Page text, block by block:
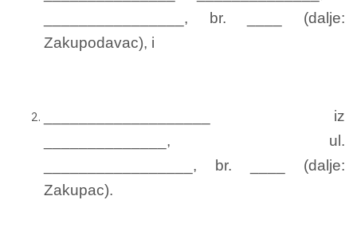
________________, br. ____ (dalje:
Zakupodavac), i
___________________ iz
______________, ul.
_________________, br. ____ (dalje:
Zakupac).